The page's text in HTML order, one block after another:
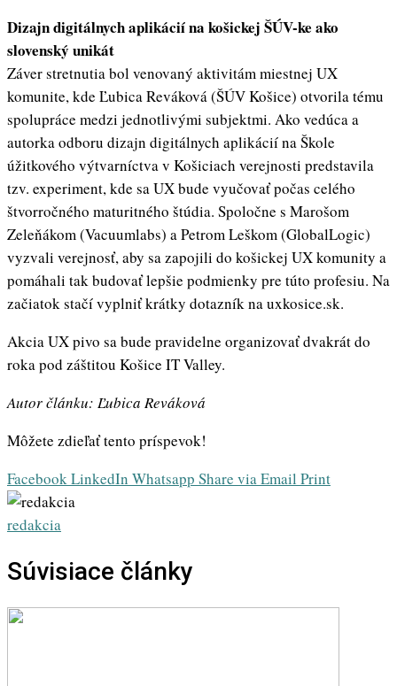
Dizajn digitálnych aplikácií na košickej ŠÚV-ke ako
slovenský unikát
Záver stretnutia bol venovaný aktivitám miestnej UX
komunite, kde Ľubica Reváková (ŠÚV Košice) otvorila tému
spolupráce medzi jednotlivými subjektmi. Ako vedúca a
autorka odboru dizajn digitálnych aplikácií na Škole
úžitkového výtvarníctva v Košiciach verejnosti predstavila
tzv. experiment, kde sa UX bude vyučovať počas celého
štvorročného maturitného štúdia. Spoločne s Marošom
Zeleňákom (Vacuumlabs) a Petrom Leškom (GlobalLogic)
vyzvali verejnosť, aby sa zapojili do košickej UX komunity a
pomáhali tak budovať lepšie podmienky pre túto profesiu. Na
začiatok stačí vyplniť krátky dotazník na uxkosice.sk.
Akcia UX pivo sa bude pravidelne organizovať dvakrát do
roka pod záštitou Košice IT Valley.
Autor článku: Ľubica Reváková
Môžete zdieľať tento príspevok!
Facebook LinkedIn Whatsapp Share via Email Print
redakcia
Súvisiace články